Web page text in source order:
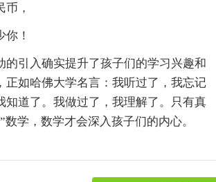
币，
你！
的引入确实提升了孩子们的学习兴趣和
正如哈佛大学名言：我听过了，我忘记
知道了。我做过了，我理解了。只有真
数学，数学才会深入孩子们的内心。